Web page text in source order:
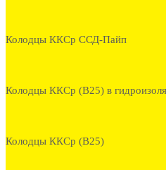
Колодцы ККСр ССД-Пайп
Колодцы ККСр (В25) в
Колодцы ККСр (В25)